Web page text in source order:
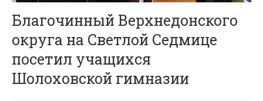
Благочинный Верхнедонского
округа на Светлой Седмице
посетил учащихся
Шолоховской гимназии